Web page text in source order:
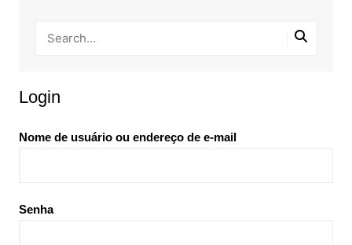
Login
Nome de usuário ou endereço de e-mail
Senha